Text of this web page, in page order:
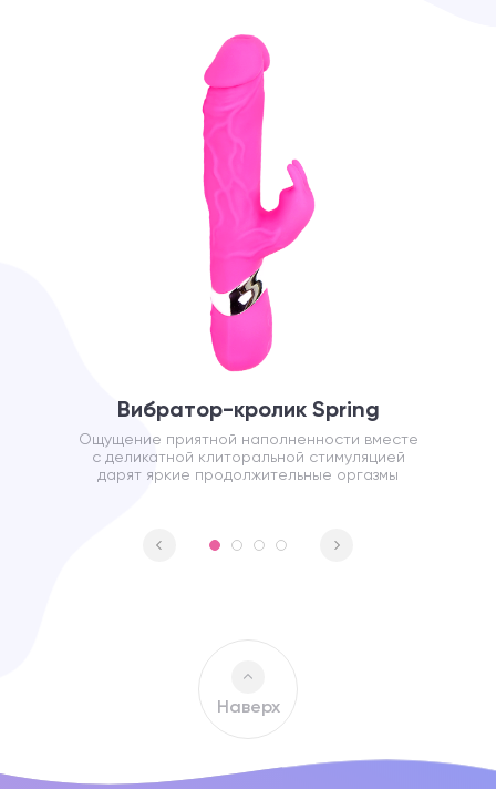
Вибратор-кролик Spring
Ощущение приятной наполненности вместе
с деликатной клиторальной стимуляцией
дарят яркие продолжительные оргазмы
Наверх